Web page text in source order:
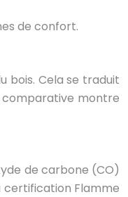
de confort.
bois. Cela se traduit
comparative montre
de carbone (CO)
certification Flamme